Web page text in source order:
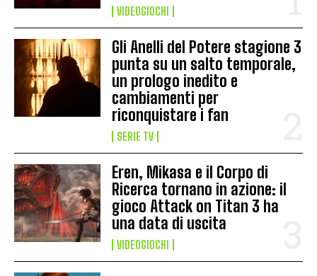
VIDEOGIOCHI
Gli Anelli del Potere stagione 3
punta su un salto temporale,
un prologo inedito e
cambiamenti per
riconquistare i fan
SERIE TV
Eren, Mikasa e il Corpo di
Ricerca tornano in azione: il
gioco Attack on Titan 3 ha
una data di uscita
VIDEOGIOCHI